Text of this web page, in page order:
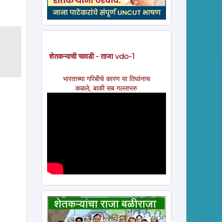
शेतकऱ्याची चावडी - ताजा vdo-1
भारताच्या गरिबीचे कारण या तिघांनाच
कळले, बाकी सब गल्लाभरु